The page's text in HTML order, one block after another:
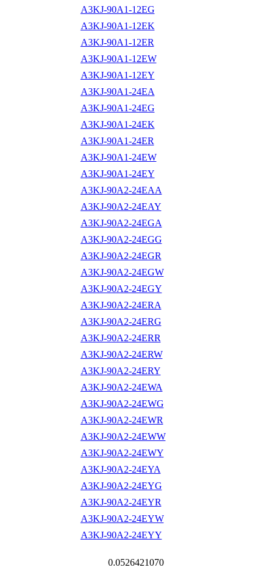
A3KJ-90A1-12EG
A3KJ-90A1-12EK
A3KJ-90A1-12ER
A3KJ-90A1-12EW
A3KJ-90A1-12EY
A3KJ-90A1-24EA
A3KJ-90A1-24EG
A3KJ-90A1-24EK
A3KJ-90A1-24ER
A3KJ-90A1-24EW
A3KJ-90A1-24EY
A3KJ-90A2-24EAA
A3KJ-90A2-24EAY
A3KJ-90A2-24EGA
A3KJ-90A2-24EGG
A3KJ-90A2-24EGR
A3KJ-90A2-24EGW
A3KJ-90A2-24EGY
A3KJ-90A2-24ERA
A3KJ-90A2-24ERG
A3KJ-90A2-24ERR
A3KJ-90A2-24ERW
A3KJ-90A2-24ERY
A3KJ-90A2-24EWA
A3KJ-90A2-24EWG
A3KJ-90A2-24EWR
A3KJ-90A2-24EWW
A3KJ-90A2-24EWY
A3KJ-90A2-24EYA
A3KJ-90A2-24EYG
A3KJ-90A2-24EYR
A3KJ-90A2-24EYW
A3KJ-90A2-24EYY
0.0526421070